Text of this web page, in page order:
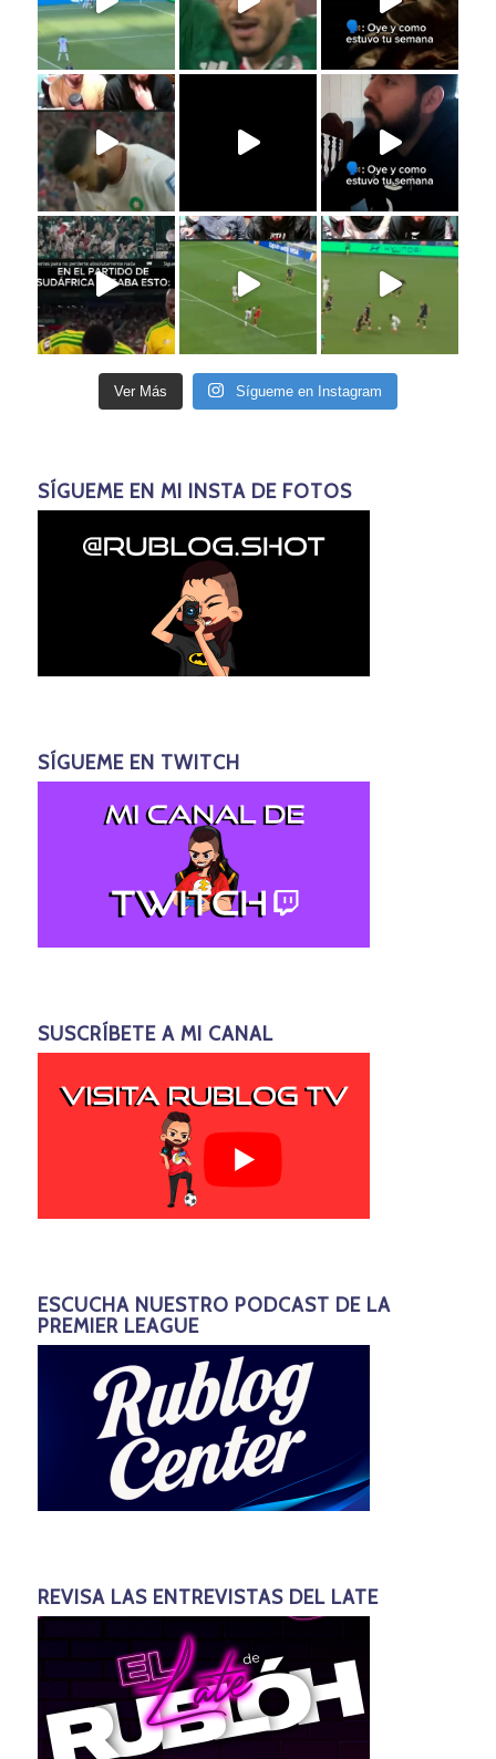
Ver Más Sígueme en Instagram
SÍGUEME EN MI INSTA DE FOTOS
SÍGUEME EN TWITCH
SUSCRÍBETE A MI CANAL
ESCUCHA NUESTRO PODCAST DE LA
PREMIER LEAGUE
REVISA LAS ENTREVISTAS DEL LATE